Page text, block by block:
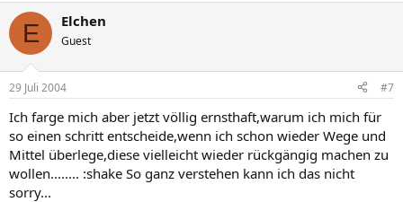
E Elchen
Guest
29 Juli 2004 #7
Ich farge mich aber jetzt völlig ernsthaft,warum ich mich für
so einen schritt entscheide,wenn ich schon wieder Wege und
Mittel überlege,diese vielleicht wieder rückgängig machen zu
wollen........ :shake So ganz verstehen kann ich das nicht
sorry...